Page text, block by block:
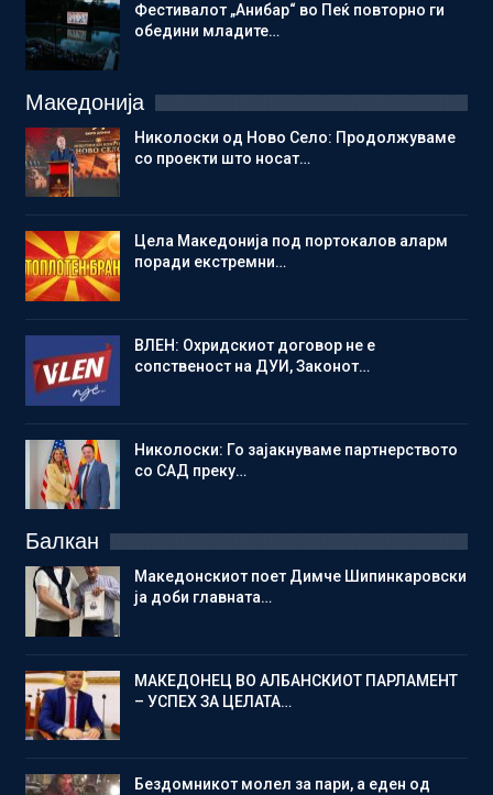
Фестивалот „Анибар“ во Пеќ повторно ги
обедини младите…
Македонија
Николоски од Ново Село: Продолжуваме
со проекти што носат…
Цела Македонија под портокалов аларм
поради екстремни…
ВЛЕН: Охридскиот договор не е
сопственост на ДУИ, Законот…
Николоски: Го зајакнуваме партнерството
со САД преку…
Балкан
Македонскиот поет Димче Шипинкаровски
ја доби главната…
МАКЕДОНЕЦ ВО АЛБАНСКИОТ ПАРЛАМЕНТ
– УСПЕХ ЗА ЦЕЛАТА…
Бездомникот молел за пари, а еден од